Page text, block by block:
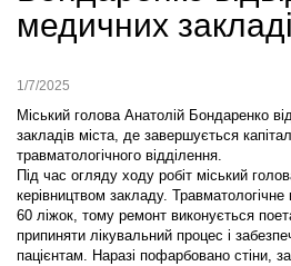
медичних
1/7/2025
Міський голова Анатолій Бондаренко
закладів міста, де завершується
травматологічного відділення.
Під час огляду ходу робіт міський
керівництвом закладу.
60 ліжок, тому ремонт виконується
припиняти лікувальний процес і
пацієнтам. Наразі пофарбовано стіни,